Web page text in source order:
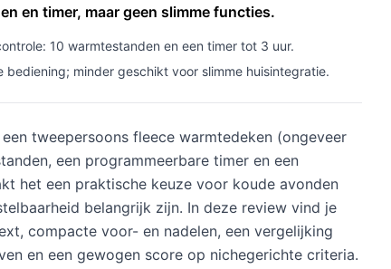
en timer, maar geen slimme functies.
10 warmtestanden en een timer tot 3 uur.
bediening; minder geschikt voor slimme huisintegratie.
tweepersoons fleece warmtedeken (ongeveer
een programmeerbare timer en een
het een praktische keuze voor koude avonden
belangrijk zijn. In deze review vind je
compacte voor- en nadelen, een vergelijking
en een gewogen score op nichegerichte criteria.